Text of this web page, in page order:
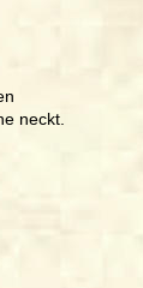
neckt.